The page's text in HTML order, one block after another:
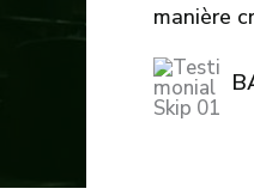
manière